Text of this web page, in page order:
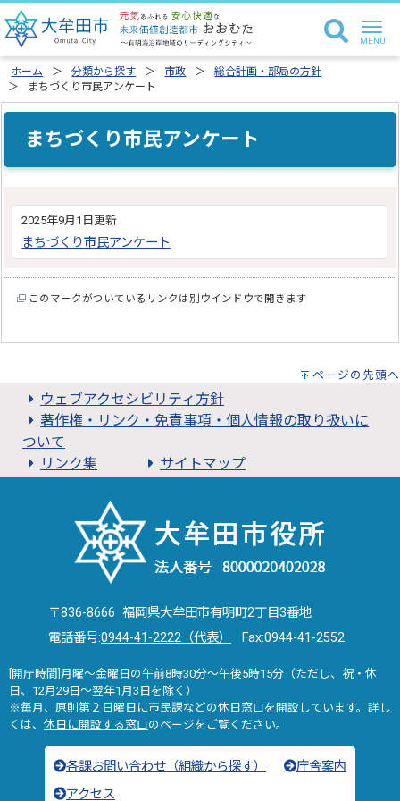
ホーム 分類から探す 市政
総合計画・部局の方針
まちづくり市民アンケート
まちづくり市民アンケート
2025年9月1日更新
まちづくり市民アンケート
このマークがついているリンクは別ウインドウで開きます
ページの先頭へ
ウェブアクセシビリティ方針
著作権・リンク・免責事項・個人情報の取り扱いに
ついて
リンク集
サイトマップ
〒836-8666 福岡県大牟田市有明町2丁目3番地
電話番号:0944-41-2222（代表） Fax:0944-41-2552
[開庁時間]月曜～金曜日の午前8時30分～午後5時15分（ただし、祝・休
日、12月29日～翌年1月3日を除く）
※毎月、原則第２日曜日に市民課などの休日窓口を開設しています。詳し
くは、 休日に開設する窓口のページをご覧ください。
各課お問い合わせ（組織から探す）
庁舎案内
アクセス